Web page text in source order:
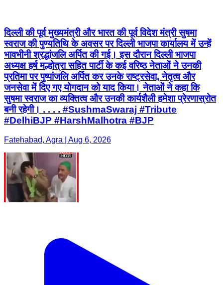
दिल्ली की पूर्व मुख्यमंत्री और भारत की पूर्व विदेश मंत्री सुषमा
स्वराज की पुण्यतिथि के अवसर पर दिल्ली भाजपा कार्यालय में उन्हें
भावभीनी श्रद्धांजलि अर्पित की गई। इस दौरान दिल्ली भाजपा
अध्यक्ष हर्ष मल्होत्रा सहित पार्टी के कई वरिष्ठ नेताओं ने उनकी
प्रतिमा पर पुष्पांजलि अर्पित कर उनके राष्ट्रसेवा, नेतृत्व और
जनसेवा में दिए गए योगदान को याद किया। नेताओं ने कहा कि
सुषमा स्वराज का व्यक्तित्व और उनकी कार्यशैली हमेशा प्रेरणास्रोत
बनी रहेगी। . . . . #SushmaSwaraj #Tribute
#DelhiBJP #HarshMalhotra #BJP
Fatehabad, Agra | Aug 6, 2026